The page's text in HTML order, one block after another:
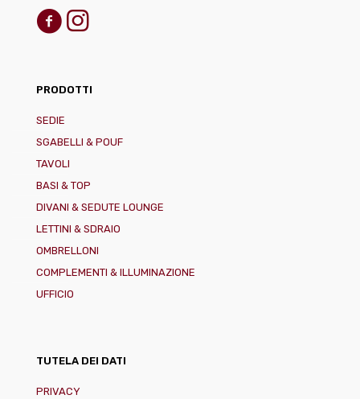
PRODOTTI
SEDIE
SGABELLI & POUF
TAVOLI
BASI & TOP
DIVANI & SEDUTE LOUNGE
LETTINI & SDRAIO
OMBRELLONI
COMPLEMENTI & ILLUMINAZIONE
UFFICIO
TUTELA DEI DATI
PRIVACY